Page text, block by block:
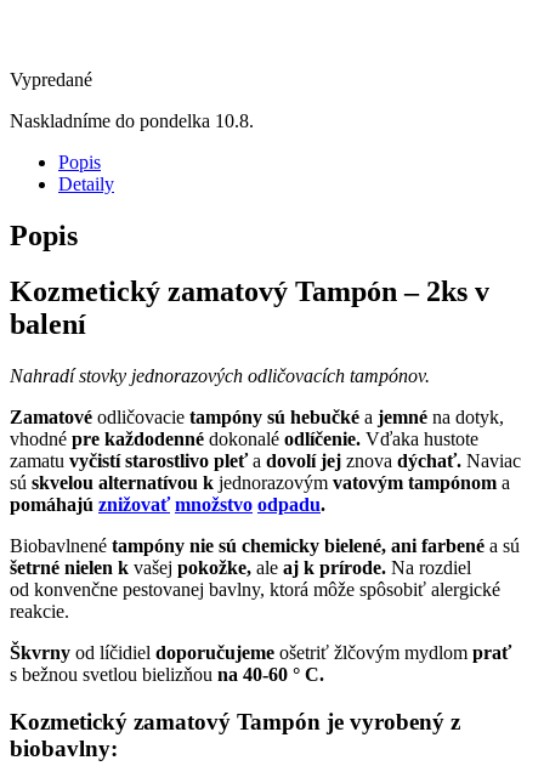
Vypredané
Naskladníme do pondelka 10.8.
Popis
Detaily
Popis
Kozmetický zamatový Tampón – 2ks v
balení
Nahradí stovky jednorazových odličovacích tampónov.
Zamatové odličovacie tampóny sú hebučké a jemné na dotyk,
vhodné pre každodenné dokonalé odlíčenie. Vďaka hustote
zamatu vyčistí starostlivo pleťa dovolí jej znova dýchať. Naviac
sú skvelou alternatívou k jednorazovým vatovým tampónom a
pomáhajú znižovať množstvo odpadu.
Biobavlnené tampóny nie sú chemicky bielené, ani farbené a sú
šetrné nielen k vašej pokožke, ale aj k prírode. Na rozdiel
od konvenčne pestovanej bavlny, ktorá môže spôsobiť alergické
reakcie.
Škvrny od líčidiel doporučujeme ošetriť žlčovým mydlom prať
s bežnou svetlou bielizňou na 40-60 ° C.
Kozmetický zamatový Tampón je vyrobený z
biobavlny: